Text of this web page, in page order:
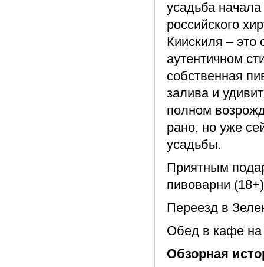
усадьба
российского
Киискиля – это
аутентичном
собственная
залива и
полном
рано, но уже
усадьбы.
Приятным
пивоварни
Переезд в
Обед в кафе
Обзорная